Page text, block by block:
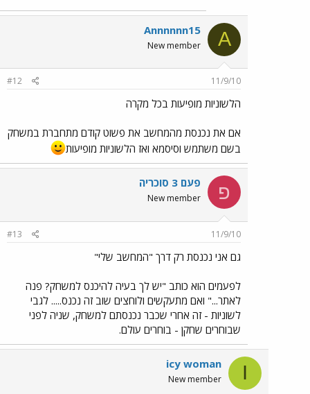
A
Annnnnn15
New member
11/9/10
#12
הלשוניות מופיעות בכל מקרה
אם את נכנסת מהמחשב את פשוט קודם מתחברת במשחק
בשם משתמש וסיסמא ואז הלשוניות מופיעות
פ פעם 3 סוכריה
New member
11/9/10
#13
גם אני נכנסת רק דרך "המחשב שלי"
לפעמים הוא כותב "יש לך בעיה להיכנס למשחק? פנה
לאתר..." ואם מתעקשים ולוחצים שוב זה נכנס..... לגבי
לשוניות - זה אחרי שכבר נכנסתם למשחק, שניה לפני
שבוחרים שחקן - בוחרים עולם.
I
icy woman
New member